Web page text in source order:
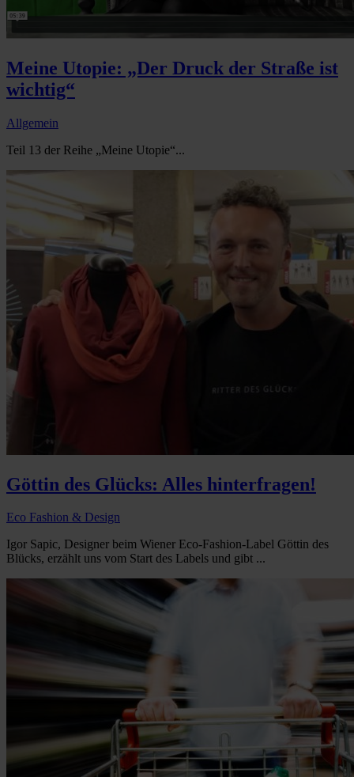
Meine Utopie: „Der Druck der Straße ist
wichtig“
Allgemein
Teil 13 der Reihe „Meine Utopie“...
Göttin des Glücks: Alles hinterfragen!
Eco Fashion & Design
Igor Sapic, Designer beim Wiener Eco-Fashion-Label Göttin des
Blücks, erzählt uns vom Start des Labels und gibt ...